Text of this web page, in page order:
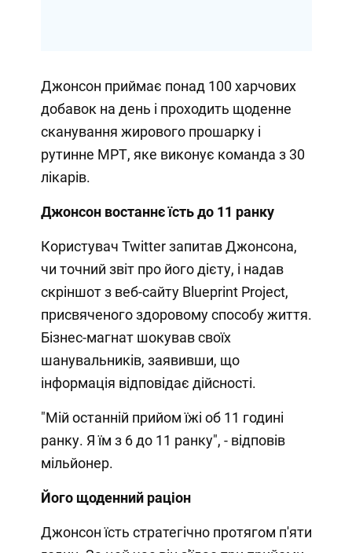
Джонсон приймає понад 100 харчових
добавок на день і проходить щоденне
сканування жирового прошарку і
рутинне МРТ, яке виконує команда з 30
лікарів.
Джонсон востаннє їсть до 11 ранку
Користувач Twitter запитав Джонсона,
чи точний звіт про його дієту, і надав
скріншот з веб-сайту Blueprint Project,
присвяченого здоровому способу життя.
Бізнес-магнат шокував своїх
шанувальників, заявивши, що
інформація відповідає дійсності.
"Мій останній прийом їжі об 11 годині
ранку. Я їм з 6 до 11 ранку", - відповів
мільйонер.
Його щоденний раціон
Джонсон їсть стратегічно протягом п'яти